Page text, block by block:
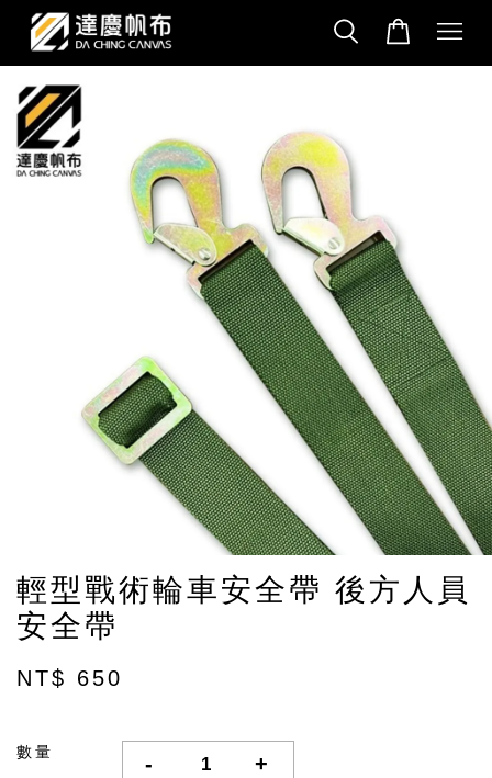
輕型戰術輪車安全帶 後方人員
安全帶
NT$ 650
數量 - +